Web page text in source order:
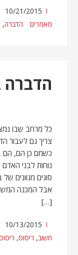
10/21/2015
מאמרים
הדברה,
הדברה
כל מרחב שבו
צריך גם לעבור
כשמם כן הם, הם
נוחות לבני
סוגים מגוונים
אבל המכנה
[…]
10/13/2015
חשוב, ריסוס,